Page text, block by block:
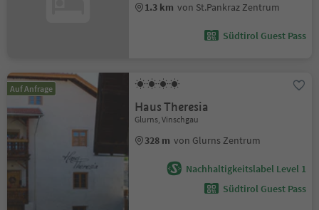
1.3 km von St.Pankraz Zentrum
Südtirol Guest Pass
Auf Anfrage
Haus Theresia
Glurns, Vinschgau
328 m von Glurns Zentrum
Nachhaltigkeitslabel Level 1
Südtirol Guest Pass